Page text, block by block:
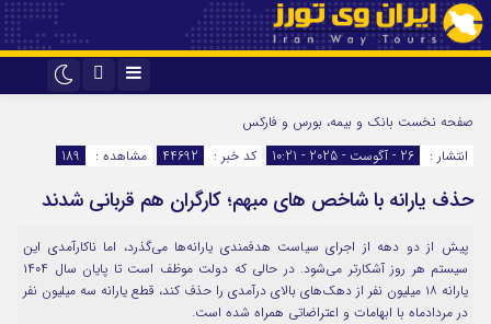
اینستاگرام
صفحه نخست بانک و بیمه، بورس و فارکس
انتشار :
26 - آگوست - 2025 - 10:21 کد خبر : 44692 مشاهده : 189
حذف یارانه با شاخص‌ های مبهم؛ کارگران هم قربانی شدند
پیش از دو دهه از اجرای سیاست هدفمندی یارانه‌ها می‌گذرد، اما ناکارآمدی این
سیستم هر روز آشکارتر می‌شود. در حالی که دولت موظف است تا پایان سال ۱۴۰۴
یارانه ۱۸ میلیون نفر از دهک‌های بالای درآمدی را حذف کند، قطع یارانه سه میلیون نفر
در مردادماه با ابهامات و اعتراضاتی همراه شده است.